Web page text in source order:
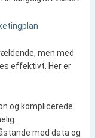
men med
effektivt. Her er
og komplicerede
med data og